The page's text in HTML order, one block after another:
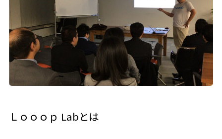
Ｌｏｏｏｐ Labとは